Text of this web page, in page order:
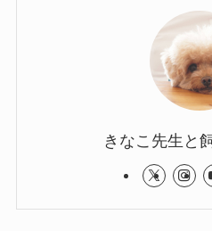
きなこ先生と